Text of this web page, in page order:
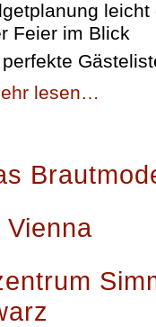
Feier im Blick
lesen…
Vienna